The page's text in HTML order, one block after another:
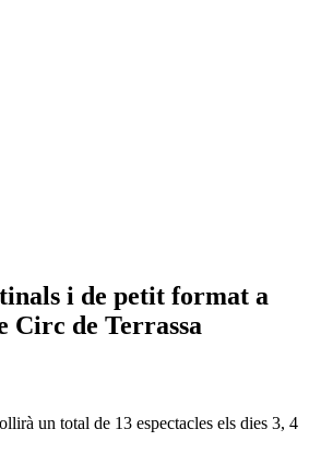
i de petit format a
Circ de Terrassa
un total de 13 espectacles els dies 3, 4